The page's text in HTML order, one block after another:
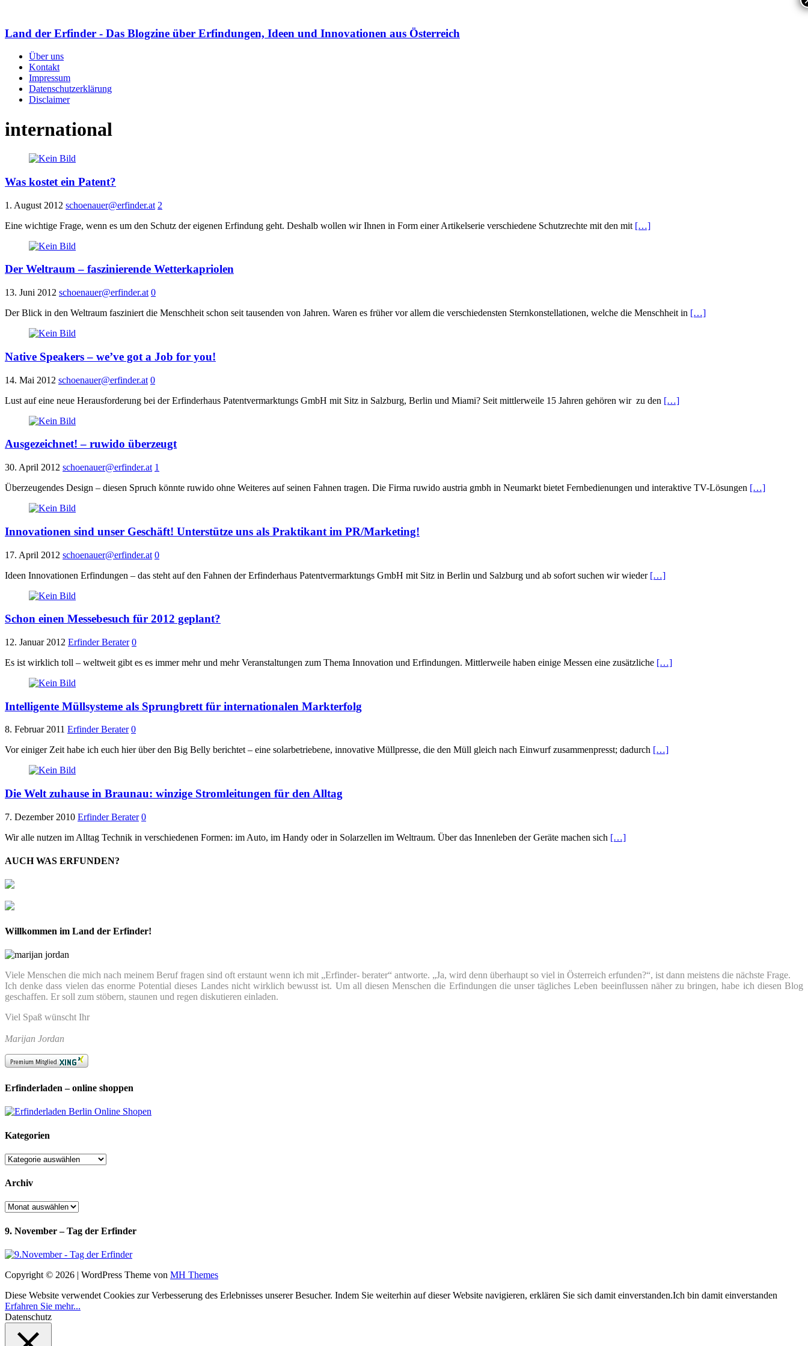
Land der Erfinder - Das Blogzine über Erfindungen, Ideen und Innovationen aus Österreich
Über uns
Kontakt
Impressum
Datenschutzerklärung
Disclaimer
international
Was kostet ein Patent?
1. August 2012 schoenauer@erfinder.at 2
Eine wichtige Frage, wenn es um den Schutz der eigenen Erfindung geht. Deshalb wollen wir Ihnen in Form einer Artikelserie verschiedene Schutzrechte mit den mit […]
Der Weltraum – faszinierende Wetterkapriolen
13. Juni 2012 schoenauer@erfinder.at 0
Der Blick in den Weltraum fasziniert die Menschheit schon seit tausenden von Jahren. Waren es früher vor allem die verschiedensten Sternkonstellationen, welche die Menschheit in […]
Native Speakers – we’ve got a Job for you!
14. Mai 2012 schoenauer@erfinder.at 0
Lust auf eine neue Herausforderung bei der Erfinderhaus Patentvermarktungs GmbH mit Sitz in Salzburg, Berlin und Miami? Seit mittlerweile 15 Jahren gehören wir zu den […]
Ausgezeichnet! – ruwido überzeugt
30. April 2012 schoenauer@erfinder.at 1
Überzeugendes Design – diesen Spruch könnte ruwido ohne Weiteres auf seinen Fahnen tragen. Die Firma ruwido austria gmbh in Neumarkt bietet Fernbedienungen und interaktive TV-Lösungen […]
Innovationen sind unser Geschäft! Unterstütze uns als Praktikant im PR/Marketing!
17. April 2012 schoenauer@erfinder.at 0
Ideen Innovationen Erfindungen – das steht auf den Fahnen der Erfinderhaus Patentvermarktungs GmbH mit Sitz in Berlin und Salzburg und ab sofort suchen wir wieder […]
Schon einen Messebesuch für 2012 geplant?
12. Januar 2012 Erfinder Berater 0
Es ist wirklich toll – weltweit gibt es es immer mehr und mehr Veranstaltungen zum Thema Innovation und Erfindungen. Mittlerweile haben einige Messen eine zusätzliche […]
Intelligente Müllsysteme als Sprungbrett für internationalen Markterfolg
8. Februar 2011 Erfinder Berater 0
Vor einiger Zeit habe ich euch hier über den Big Belly berichtet – eine solarbetriebene, innovative Müllpresse, die den Müll gleich nach Einwurf zusammenpresst; dadurch […]
Die Welt zuhause in Braunau: winzige Stromleitungen für den Alltag
7. Dezember 2010 Erfinder Berater 0
Wir alle nutzen im Alltag Technik in verschiedenen Formen: im Auto, im Handy oder in Solarzellen im Weltraum. Über das Innenleben der Geräte machen sich […]
AUCH WAS ERFUNDEN?
Willkommen im Land der Erfinder!
Viele Menschen die mich nach meinem Beruf fragen sind oft erstaunt wenn ich mit „Erfinder- berater“ antworte. „Ja, wird denn überhaupt so viel in Österreich erfunden?“, ist dann meistens die nächste Frage.
Ich denke dass vielen das enorme Potential dieses Landes nicht wirklich bewusst ist. Um all diesen Menschen die Erfindungen die unser tägliches Leben beeinflussen näher zu bringen, habe ich diesen Blog
geschaffen. Er soll zum stöbern, staunen und regen diskutieren einladen.
Viel Spaß wünscht Ihr
Marijan Jordan
Erfinderladen – online shoppen
Kategorien
Kategorien
Archiv
Archiv
9. November – Tag der Erfinder
Copyright © 2026 | WordPress Theme von MH Themes
Diese Website verwendet Cookies zur Verbesserung des Erlebnisses unserer Besucher. Indem Sie weiterhin auf dieser Website navigieren, erklären Sie sich damit einverstanden.Ich bin damit einverstanden
Erfahren Sie mehr...
Datenschutz